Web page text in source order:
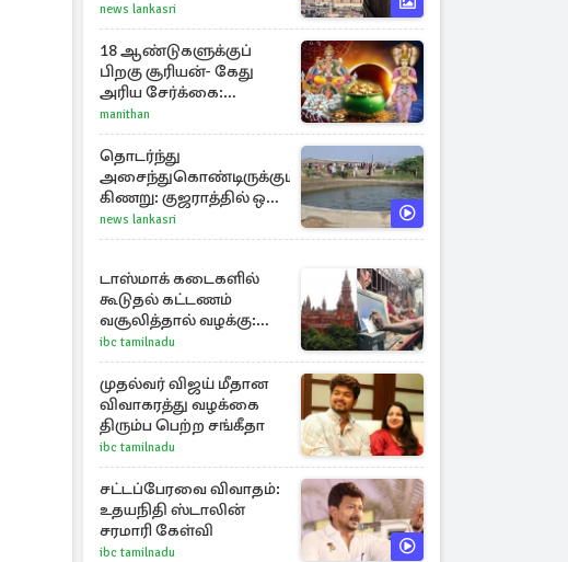
இருமுனைத் தாக்குதல்:
நெருக்கடியில் மத்திய
கிழக்கு
news lankasri
18 ஆண்டுகளுக்குப்
பிறகு சூரியன்- கேது
அரிய சேர்க்கை:
அதிர்ஷ்டம் பெறும் 3
ராசிகள்!
manithan
தொடர்ந்து
அசைந்துகொண்டிருக்கும்
கிணறு: குஜராத்தில் ஒரு
சுவாரஸ்ய நிகழ்வு
news lankasri
டாஸ்மாக் கடைகளில்
கூடுதல் கட்டணம்
வசூலித்தால் வழக்கு:
சென்னை
உயர்நீதிமன்றம் உத்தரவு
ibc tamilnadu
முதல்வர் விஜய் மீதான
விவாகரத்து வழக்கை
திரும்ப பெற்ற சங்கீதா
ibc tamilnadu
சட்டப்பேரவை விவாதம்:
உதயநிதி ஸ்டாலின்
சரமாரி கேள்வி
ibc tamilnadu